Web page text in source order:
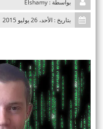
بواسطة : Elshamy
بتاريخ : الأحد، 26 يوليو 2015